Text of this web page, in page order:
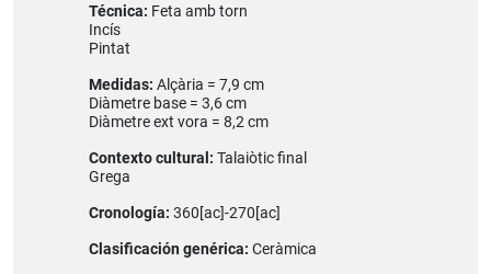
Técnica: Feta amb torn
Incís
Pintat
Medidas: Alçària = 7,9 cm
Diàmetre base = 3,6 cm
Diàmetre ext vora = 8,2 cm
Contexto cultural: Talaiòtic final
Grega
Cronología: 360[ac]-270[ac]
Clasificación genérica: Ceràmica